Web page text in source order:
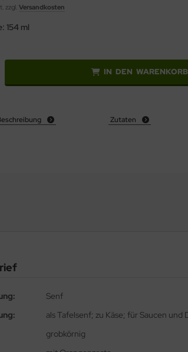
zzgl. Versandkosten
154 ml
IN DEN WARENKORB
Zutaten
Senf
als Tafelsenf; zu Käse; für Saucen und
grobkörnig